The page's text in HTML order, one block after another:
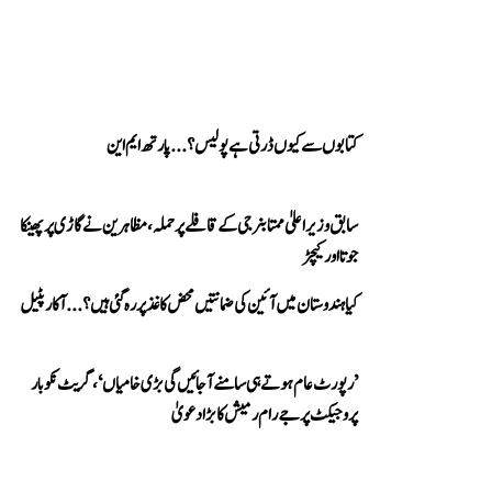
کتابوں سے کیوں ڈرتی ہے پولیس؟...پارتھ ایم این
سابق وزیر اعلیٰ ممتا بنرجی کے قافلے پر حملہ، مظاہرین نے گاڑی پر پھینکا
جوتا اور کیچڑ
کیا ہندوستان میں آئین کی ضمانتیں محض کاغذ پر رہ گئی ہیں؟...آکار پٹیل
’رپورٹ عام ہوتے ہی سامنے آ جائیں گی بڑی خامیاں‘، گریٹ نکوبار
پروجیکٹ پر جے رام رمیش کا بڑا دعویٰ